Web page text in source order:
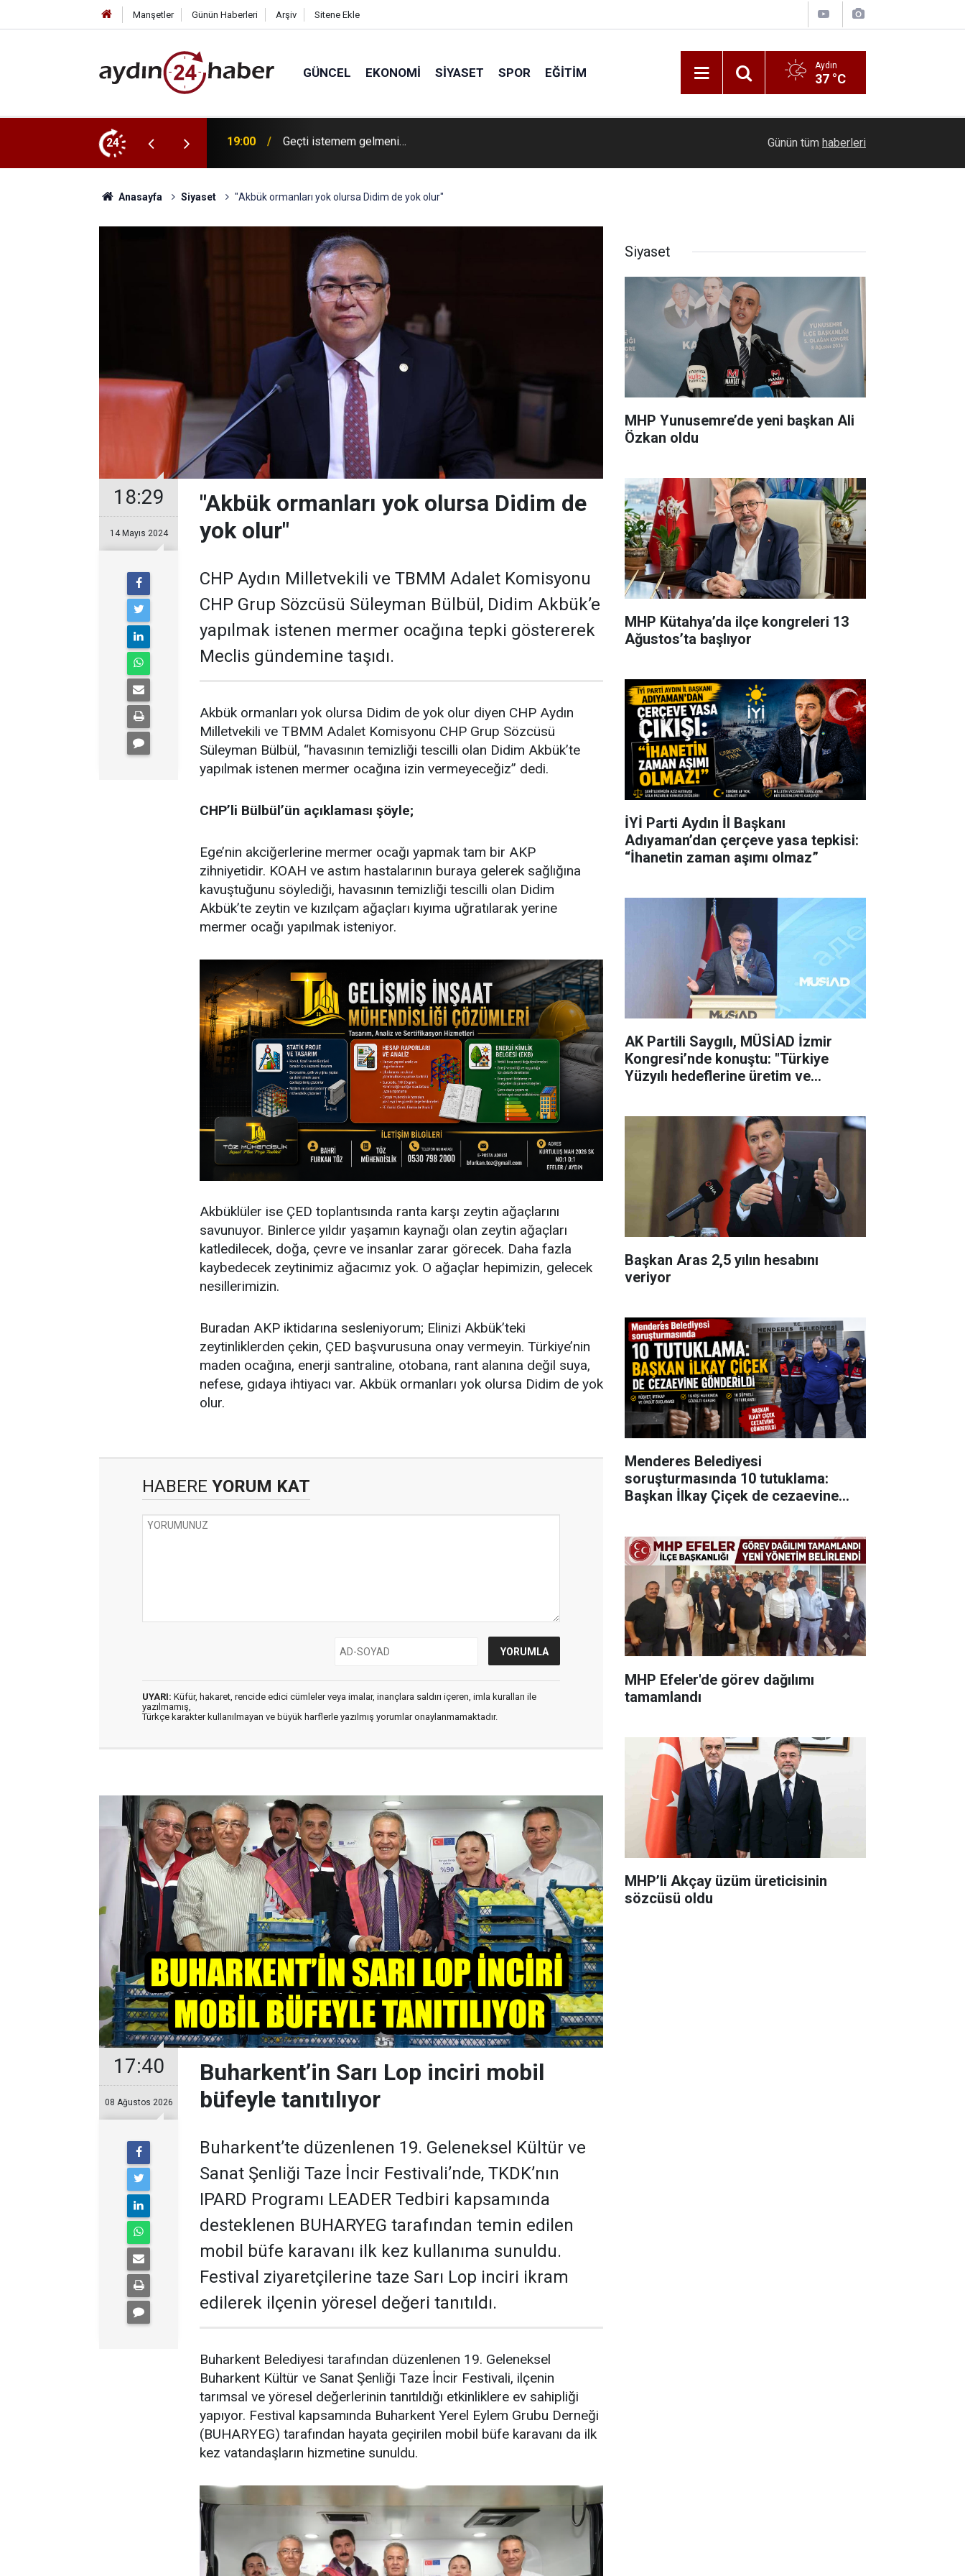
Manşetler Günün Haberleri Arşiv Sitene Ekle
GÜNCEL EKONOMI SIYASET SPOR EĞITIM Aydın
37 °C
24 17:46 Çameli Festivalinde Songül Karlı rüzgarı Geri dönüşüm kutusunda kaynak yaparken
Günün tüm haberleri
Anasayfa Siyaset "Akbük ormanları yok olursa Didim de yok olur"
18:29
14 Mayıs 2024
"Akbük ormanları yok olursa Didim de
yok olur"
CHP Aydın Milletvekili ve TBMM Adalet Komisyonu
CHP Grup Sözcüsü Süleyman Bülbül, Didim Akbük’e
yapılmak istenen mermer ocağına tepki göstererek
Meclis gündemine taşıdı.
Akbük ormanları yok olursa Didim de yok olur diyen CHP Aydın
Milletvekili ve TBMM Adalet Komisyonu CHP Grup Sözcüsü
Süleyman Bülbül, “havasının temizliği tescilli olan Didim Akbük’te
yapılmak istenen mermer ocağına izin vermeyeceğiz” dedi.
CHP’li Bülbül’ün açıklaması şöyle;
Ege’nin akciğerlerine mermer ocağı yapmak tam bir AKP
zihniyetidir. KOAH ve astım hastalarının buraya gelerek sağlığına
kavuştuğunu söylediği, havasının temizliği tescilli olan Didim
Akbük’te zeytin ve kızılçam ağaçları kıyıma uğratılarak yerine
mermer ocağı yapılmak isteniyor.
Akbüklüler ise ÇED toplantısında ranta karşı zeytin ağaçlarını
savunuyor. Binlerce yıldır yaşamın kaynağı olan zeytin ağaçları
katledilecek, doğa, çevre ve insanlar zarar görecek. Daha fazla
kaybedecek zeytinimiz ağacımız yok. O ağaçlar hepimizin, gelecek
nesillerimizin.
Buradan AKP iktidarına sesleniyorum; Elinizi Akbük’teki
zeytinliklerden çekin, ÇED başvurusuna onay vermeyin. Türkiye’nin
maden ocağına, enerji santraline, otobana, rant alanına değil suya,
nefese, gıdaya ihtiyacı var. Akbük ormanları yok olursa Didim de yok
olur.
HABERE YORUM KAT
UYARI: Küfür, hakaret, rencide edici cümleler veya imalar, inançlara saldırı içeren, imla kuralları ile
yazılmamış,
Türkçe karakter kullanılmayan ve büyük harflerle yazılmış yorumlar onaylanmamaktadır.
17:40
08 Ağustos 2026
Buharkent’in Sarı Lop inciri mobil
büfeyle tanıtılıyor
Buharkent’te düzenlenen 19. Geleneksel Kültür ve
Sanat Şenliği Taze İncir Festivali’nde, TKDK’nın
IPARD Programı LEADER Tedbiri kapsamında
desteklenen BUHARYEG tarafından temin edilen
mobil büfe karavanı ilk kez kullanıma sunuldu.
Festival ziyaretçilerine taze Sarı Lop inciri ikram
edilerek ilçenin yöresel değeri tanıtıldı.
Buharkent Belediyesi tarafından düzenlenen 19. Geleneksel
Buharkent Kültür ve Sanat Şenliği Taze İncir Festivali, ilçenin
tarımsal ve yöresel değerlerinin tanıtıldığı etkinliklere ev sahipliği
yapıyor. Festival kapsamında Buharkent Yerel Eylem Grubu Derneği
(BUHARYEG) tarafından hayata geçirilen mobil büfe karavanı da ilk
kez vatandaşların hizmetine sunuldu.
Siyaset
MHP Yunusemre’de yeni başkan Ali
Özkan oldu
MHP Kütahya’da ilçe kongreleri 13
Ağustos’ta başlıyor
İYİ Parti Aydın İl Başkanı
Adıyaman’dan çerçeve yasa tepkisi:
“İhanetin zaman aşımı olmaz”
AK Partili Saygılı, MÜSİAD İzmir
Kongresi’nde konuştu: "Türkiye
Yüzyılı hedeflerine üretim ve
Başkan Aras 2,5 yılın hesabını
veriyor
Menderes Belediyesi
soruşturmasında 10 tutuklama:
Başkan İlkay Çiçek de cezaevine
MHP Efeler'de görev dağılımı
tamamlandı
MHP’li Akçay üzüm üreticisinin
sözcüsü oldu